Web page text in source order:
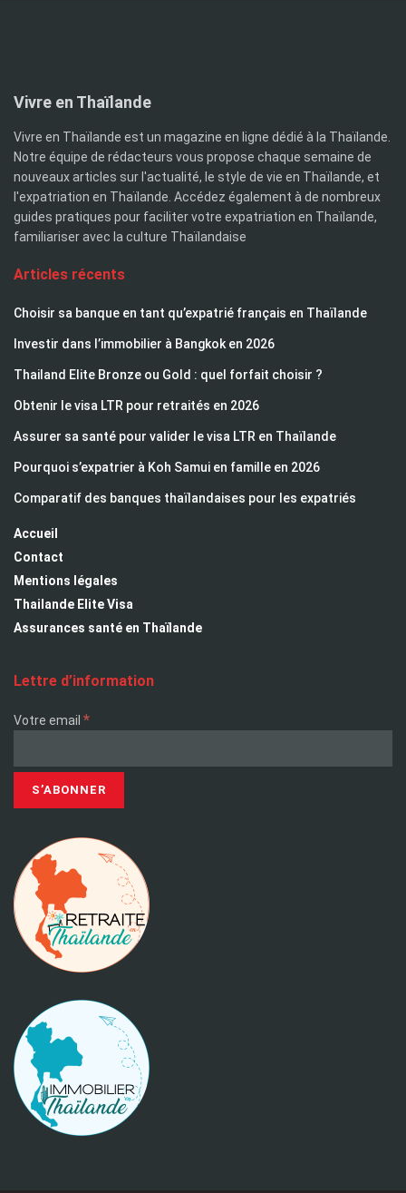
Vivre en Thaïlande
Vivre en Thaïlande est un magazine en ligne dédié à la Thaïlande.
Notre équipe de rédacteurs vous propose chaque semaine de
nouveaux articles sur l'actualité, le style de vie en Thaïlande, et
l'expatriation en Thaïlande. Accédez également à de nombreux
guides pratiques pour faciliter votre expatriation en Thaïlande,
familiariser avec la culture Thaïlandaise
Articles récents
Choisir sa banque en tant qu’expatrié français en Thaïlande
Investir dans l’immobilier à Bangkok en 2026
Thailand Elite Bronze ou Gold : quel forfait choisir ?
Obtenir le visa LTR pour retraités en 2026
Assurer sa santé pour valider le visa LTR en Thaïlande
Pourquoi s’expatrier à Koh Samui en famille en 2026
Comparatif des banques thaïlandaises pour les expatriés
Accueil
Contact
Mentions légales
Thailande Elite Visa
Assurances santé en Thaïlande
Lettre d’information
Votre email *